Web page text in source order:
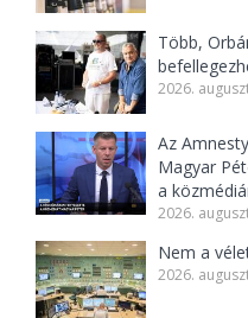
Több,
2026.
Az
Magyar
a
2026.
Nem a
2026.